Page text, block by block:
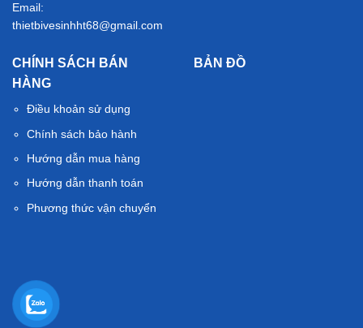
Email:
thietbivesinhht68@gmail.com
CHÍNH SÁCH BÁN
HÀNG
Điều khoản sử dụng
Chính sách bảo hành
Hướng dẫn mua hàng
Hướng dẫn thanh toán
Phương thức vận chuyển
BẢN ĐỒ